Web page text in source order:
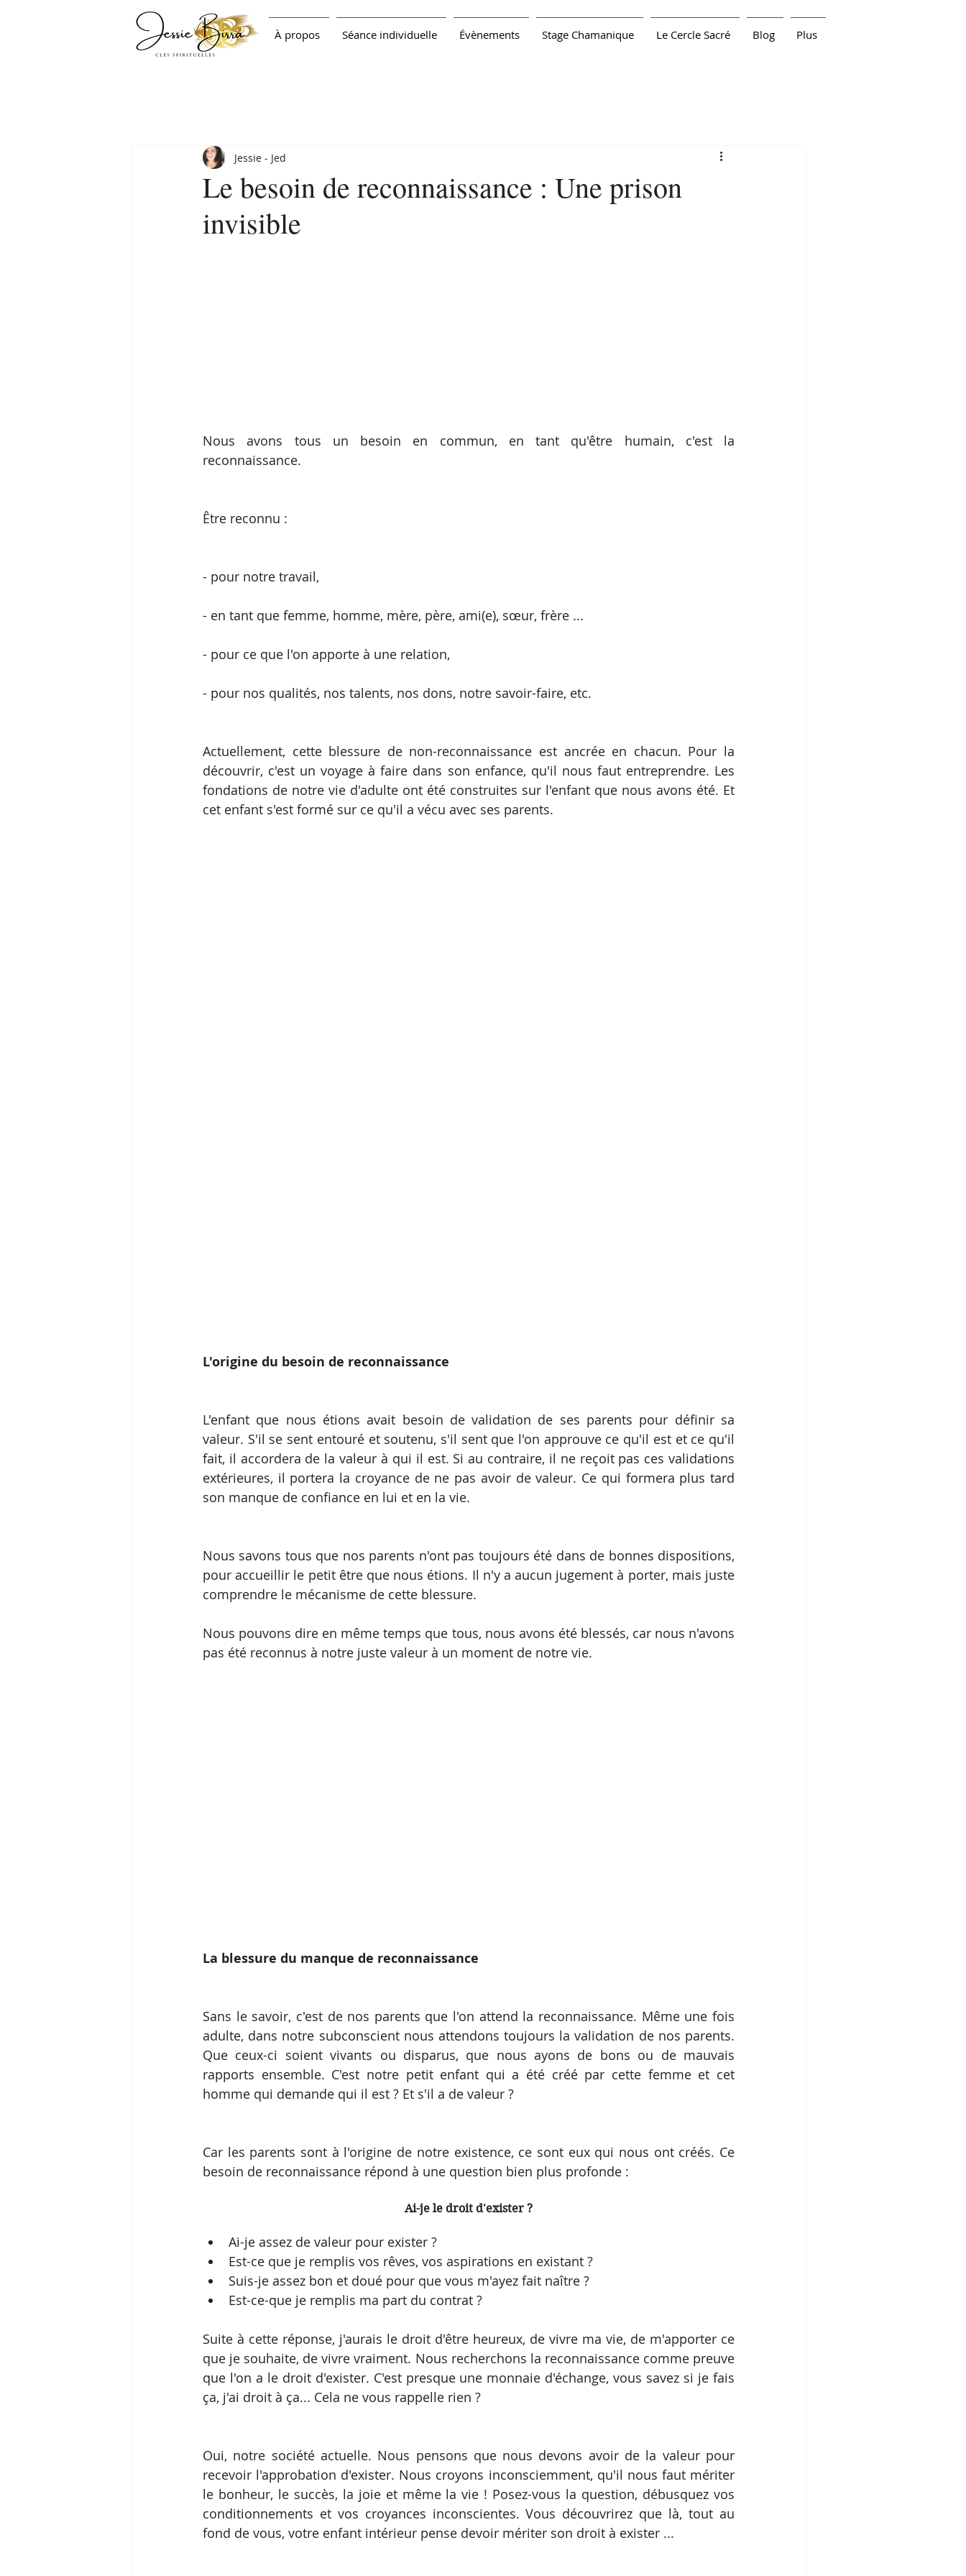
À propos Séance individuelle Évènements Stage Chamanique Le Cercle Sacré Blog Plus
Le besoin de reconnaissance : Une prison
invisible
Jessie - Jed
Nous avons tous un besoin en commun, en tant qu'être humain, c'est la
reconnaissance.
Être reconnu :
- pour notre travail,
- en tant que femme, homme, mère, père, ami(e), sœur, frère ...
- pour ce que l'on apporte à une relation,
- pour nos qualités, nos talents, nos dons, notre savoir-faire, etc.
Actuellement, cette blessure de non-reconnaissance est ancrée en chacun. Pour la
découvrir, c'est un voyage à faire dans son enfance, qu'il nous faut entreprendre. Les
fondations de notre vie d'adulte ont été construites sur l'enfant que nous avons été. Et
cet enfant s'est formé sur ce qu'il a vécu avec ses parents.
L'origine du besoin de reconnaissance
L'enfant que nous étions avait besoin de validation de ses parents pour définir sa
valeur. S'il se sent entouré et soutenu, s'il sent que l'on approuve ce qu'il est et ce qu'il
fait, il accordera de la valeur à qui il est. Si au contraire, il ne reçoit pas ces validations
extérieures, il portera la croyance de ne pas avoir de valeur. Ce qui formera plus tard
son manque de confiance en lui et en la vie.
Nous savons tous que nos parents n'ont pas toujours été dans de bonnes dispositions,
pour accueillir le petit être que nous étions. Il n'y a aucun jugement à porter, mais juste
comprendre le mécanisme de cette blessure.
Nous pouvons dire en même temps que tous, nous avons été blessés, car nous n'avons
pas été reconnus à notre juste valeur à un moment de notre vie.
La blessure du manque de reconnaissance
Sans le savoir, c'est de nos parents que l'on attend la reconnaissance. Même une fois
adulte, dans notre subconscient nous attendons toujours la validation de nos parents.
Que ceux-ci soient vivants ou disparus, que nous ayons de bons ou de mauvais
rapports ensemble. C'est notre petit enfant qui a été créé par cette femme et cet
homme qui demande qui il est ? Et s'il a de valeur ?
Car les parents sont à l'origine de notre existence, ce sont eux qui nous ont créés. Ce
besoin de reconnaissance répond à une question bien plus profonde :
Ai-je le droit d'exister ?
Ai-je assez de valeur pour exister ?
Est-ce que je remplis vos rêves, vos aspirations en existant ?
Suis-je assez bon et doué pour que vous m'ayez fait naître ?
Est-ce-que je remplis ma part du contrat ?
Suite à cette réponse, j'aurais le droit d'être heureux, de vivre ma vie, de m'apporter ce
que je souhaite, de vivre vraiment. Nous recherchons la reconnaissance comme preuve
que l'on a le droit d'exister. C'est presque une monnaie d'échange, vous savez si je fais
ça, j'ai droit à ça... Cela ne vous rappelle rien ?
Oui, notre société actuelle. Nous pensons que nous devons avoir de la valeur pour
recevoir l'approbation d'exister. Nous croyons inconsciemment, qu'il nous faut mériter
le bonheur, le succès, la joie et même la vie ! Posez-vous la question, débusquez vos
conditionnements et vos croyances inconscientes. Vous découvrirez que là, tout au
fond de vous, votre enfant intérieur pense devoir mériter son droit à exister ...